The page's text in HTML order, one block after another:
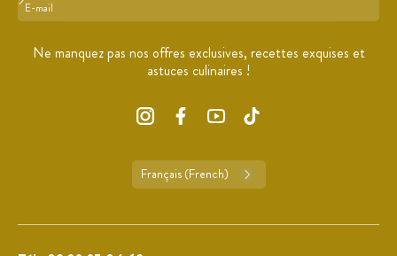
Format : adresse@email.com
Ne manquez pas nos offres exclusives, recettes exquises et
astuces culinaires !
Français (French)